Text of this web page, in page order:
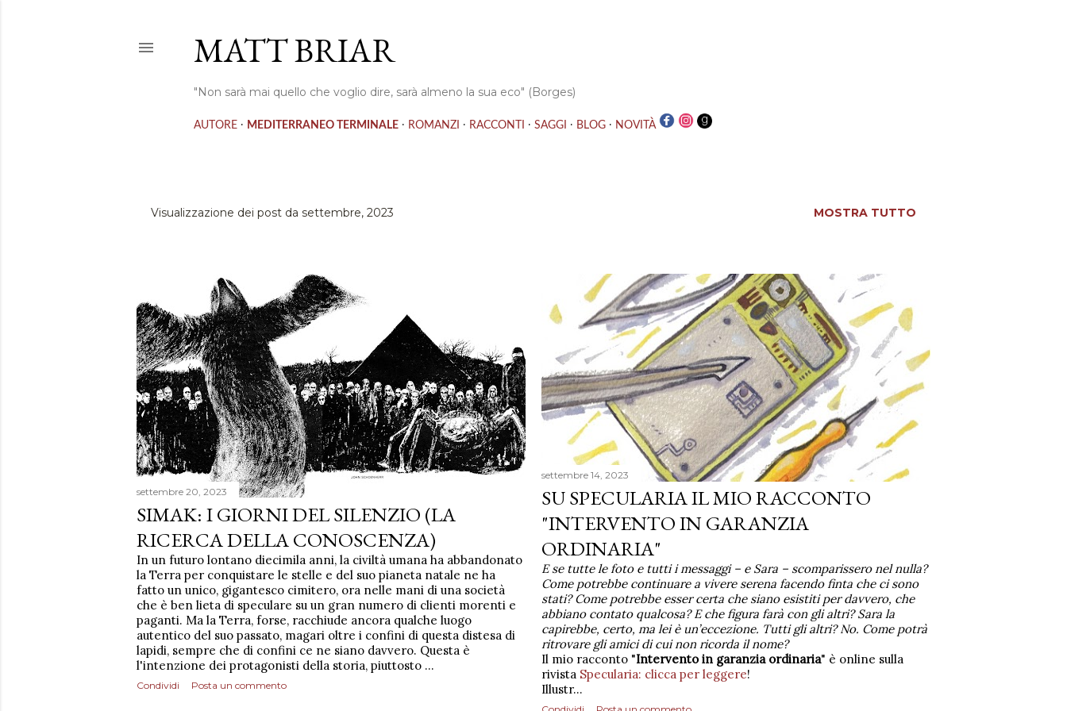
MATT BRIAR
"Non sarà mai quello che voglio dire, sarà almeno la sua eco" (Borges)
AUTORE · MEDITERRANEO TERMINALE · ROMANZI · RACCONTI · SAGGI · BLOG · NOVITÀ
Visualizzazione dei post da settembre, 2023 MOSTRA TUTTO
settembre 20, 2023
SIMAK: I GIORNI DEL SILENZIO (LA
RICERCA DELLA CONOSCENZA)
In un futuro lontano diecimila anni, la civiltà umana ha abbandonato
la Terra per conquistare le stelle e del suo pianeta natale ne ha
fatto un unico, gigantesco cimitero, ora nelle mani di una società
che è ben lieta di speculare su un gran numero di clienti morenti e
paganti. Ma la Terra, forse, racchiude ancora qualche luogo
autentico del suo passato, magari oltre i confini di questa distesa di
lapidi, sempre che di confini ce ne siano davvero. Questa è
l'intenzione dei protagonisti della storia, piuttosto …
Condividi Posta un commento
settembre 14, 2023
SU SPECULARIA IL MIO RACCONTO
"INTERVENTO IN GARANZIA
ORDINARIA"
E se tutte le foto e tutti i messaggi – e Sara – scomparissero nel nulla?
Come potrebbe continuare a vivere serena facendo finta che ci sono
stati? Come potrebbe esser certa che siano esistiti per davvero, che
abbiano contato qualcosa? E che figura farà con gli altri? Sara la
capirebbe, certo, ma lei è un’eccezione. Tutti gli altri? No. Come potrà
ritrovare gli amici di cui non ricorda il nome?
Il mio racconto "Intervento in garanzia ordinaria" è online sulla
rivista Specularia: clicca per leggere!
Illustr…